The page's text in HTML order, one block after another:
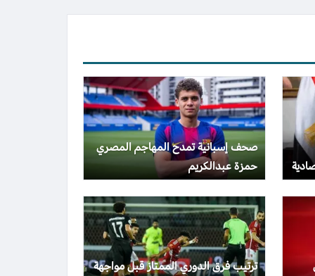
صحف إسبانية تمدح المهاجم المصري
حمزة عبدالكريم
ترتيب فرق الدوري الممتاز قبل مواجهة